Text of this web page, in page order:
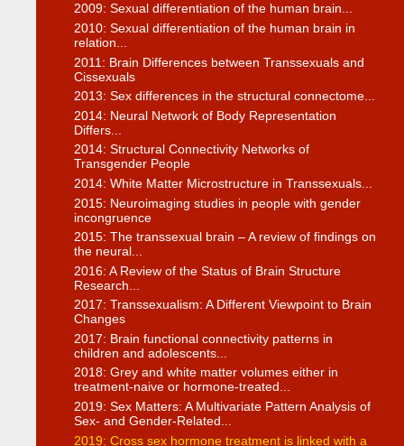
2009: Sexual differentiation of the human brain...
2010: Sexual differentiation of the human brain in
relation...
2011: Brain Differences between Transsexuals and
Cissexuals
2013: Sex differences in the structural connectome...
2014: Neural Network of Body Representation
Differs...
2014: Structural Connectivity Networks of
Transgender People
2014: White Matter Microstructure in Transsexuals...
2015: Neuroimaging studies in people with gender
incongruence
2015: The transsexual brain – A review of findings on
the neural...
2016: A Review of the Status of Brain Structure
Research...
2017: Transsexualism: A Different Viewpoint to Brain
Changes
2017: Brain functional connectivity patterns in
children and adolescents...
2018: Grey and white matter volumes either in
treatment-naive or hormone-treated...
2019: Sex Matters: A Multivariate Pattern Analysis of
Sex- and Gender-Related...
2019: Cross sex hormone treatment is linked with a